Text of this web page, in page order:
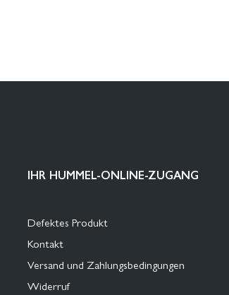
IHR HUMMEL-ONLINE-ZUGANG
Defektes Produkt
Kontakt
Versand und Zahlungsbedingungen
Widerruf